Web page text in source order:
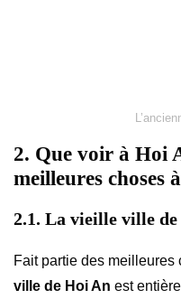
2. Que voir à Hoi
meilleures choses
2.1. La vieille ville
Fait partie des meilleures
ville de Hoi An est